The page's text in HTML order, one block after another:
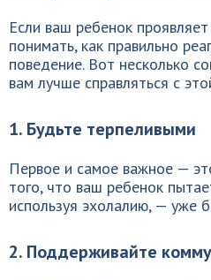
Если ваш ребенок
понимать, как правильно
поведение. Вот несколько
вам лучше справляться с
1. Будьте терпеливыми
Первое и самое важное —
того, что ваш ребенок
используя эхолалию, — уже
2. Поддерживайте